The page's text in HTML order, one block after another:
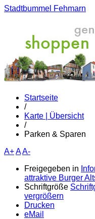
Stadtbummel Fehmarn
Startseite
/
Karte | Übersicht
/
Parken & Sparen
A+AA-
Freigegeben in
attraktive Burger
Schriftgröße
vergrößern
Drucken
eMail